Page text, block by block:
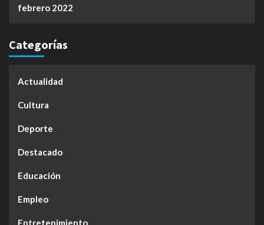
febrero 2022
Categorías
Actualidad
Cultura
Deporte
Destacado
Educación
Empleo
Entretenimiento